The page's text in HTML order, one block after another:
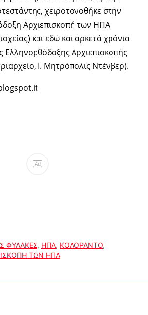
χειροτονοθήκε στην
Αρχιεπισκοπή των ΗΠΑ
και εδώ και αρκετά χρόνια
Ελληνορθόδοξης Αρχιεπισκοπής
Ι. Μητρόπολις Ντένβερ).
Ad
ΦΥΛΑΚΕΣ, ΗΠΑ, ΚΟΛΟΡΑΝΤΟ,
ΤΩΝ ΗΠΑ